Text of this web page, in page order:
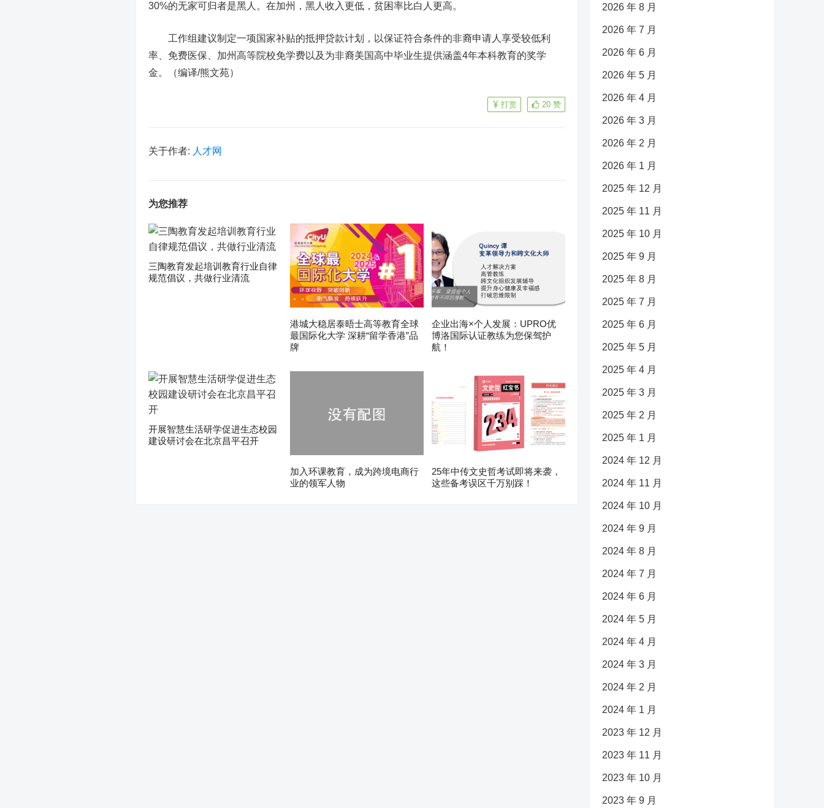
30%的无家可归者是黑人。在加州，黑人收入更低，贫困率比白人更高。
工作组建议制定一项国家补贴的抵押贷款计划，以保证符合条件的非裔申请人享受较低利
率、免费医保、加州高等院校免学费以及为非裔美国高中毕业生提供涵盖4年本科教育的奖学
金。（编译/熊文苑）
20 赞
打赏
关于作者: 人才网
为您推荐
三陶教育发起培训教育行业自律
规范倡议，共做行业清流
港城大稳居泰晤士高等教育全球
最国际化大学 深耕“留学香港”品
牌
企业出海×个人发展：UPRO优
博洛国际认证教练为您保驾护
航！
开展智慧生活研学促进生态校园
建设研讨会在北京昌平召开
加入环课教育，成为跨境电商行
业的领军人物
25年中传文史哲考试即将来袭，
这些备考误区千万别踩！
2026 年 8 月
2026 年 7 月
2026 年 6 月
2026 年 5 月
2026 年 4 月
2026 年 3 月
2026 年 2 月
2026 年 1 月
2025 年 12 月
2025 年 11 月
2025 年 10 月
2025 年 9 月
2025 年 8 月
2025 年 7 月
2025 年 6 月
2025 年 5 月
2025 年 4 月
2025 年 3 月
2025 年 2 月
2025 年 1 月
2024 年 12 月
2024 年 11 月
2024 年 10 月
2024 年 9 月
2024 年 8 月
2024 年 7 月
2024 年 6 月
2024 年 5 月
2024 年 4 月
2024 年 3 月
2024 年 2 月
2024 年 1 月
2023 年 12 月
2023 年 11 月
2023 年 10 月
2023 年 9 月